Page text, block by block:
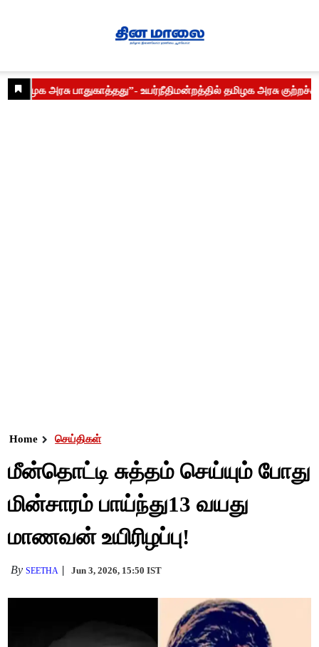
Home செய்திகள்
மீன்தொட்டி சுத்தம் செய்யும் போது
மின்சாரம் பாய்ந்து13 வயது
மாணவன் உயிரிழப்பு!
BySEETHA Jun 3, 2026, 15:50 IST